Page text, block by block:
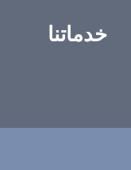
خدماتنا